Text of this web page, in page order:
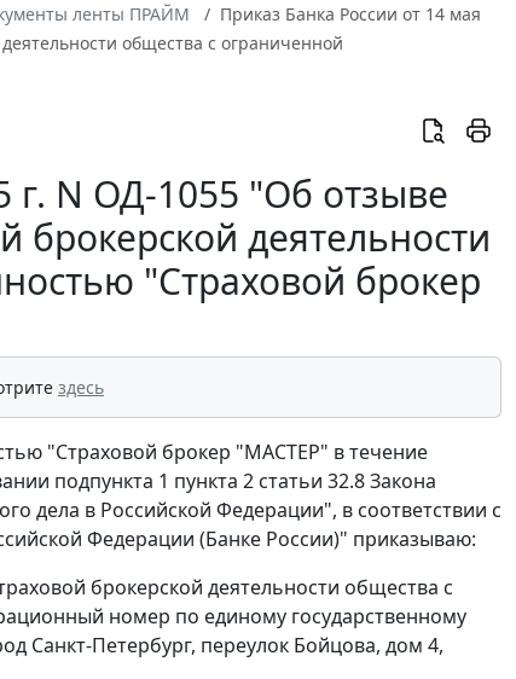
ленты ПРАЙМ
Приказ Банка России от 14 мая
общества с ограниченной
г. N ОД-1055 "Об отзыве
брокерской деятельности
"Страховой брокер
здесь
"Страховой брокер "МАСТЕР" в течение
подпункта 1 пункта 2 статьи 32.8 Закона
дела в Российской Федерации", в соответствии с
Федерации (Банке России)" приказываю:
брокерской деятельности общества с
номер по единому государственному
Санкт-Петербург, переулок Бойцова, дом 4,